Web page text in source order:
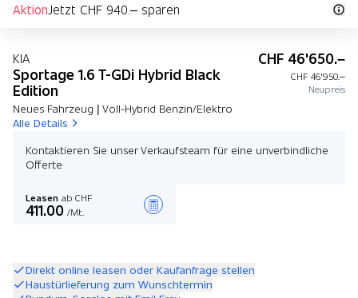
AktionJetzt CHF 940.– sparen
KIA
Sportage 1.6 T-GDi Hybrid Black
Edition
Neues Fahrzeug | Voll-Hybrid Benzin/Elektro
Alle Details
CHF 46'650.–
CHF 46'950.–
Neupreis
Kontaktieren Sie unser Verkaufsteam für eine unverbindliche
Offerte
Leasen ab CHF
411.00 /Mt.
Direkt online leasen oder Kaufanfrage stellen
Haustürlieferung zum Wunschtermin